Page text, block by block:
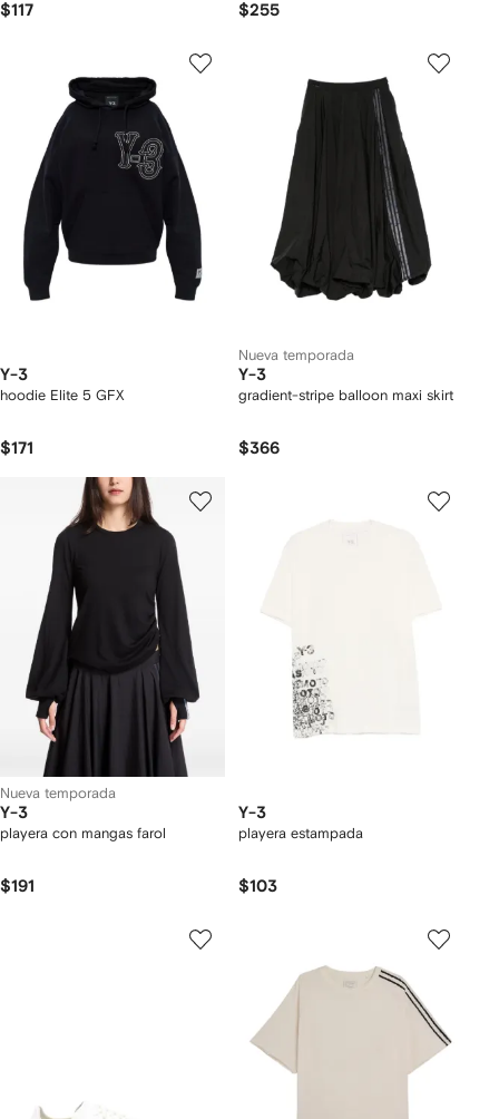
$117 $255
Y-3
hoodie Elite 5 GFX
$171
Nueva temporada
Y-3
gradient-stripe balloon maxi skirt
$366
Nueva temporada
Y-3
playera con mangas farol
$191
Y-3
playera estampada
$103